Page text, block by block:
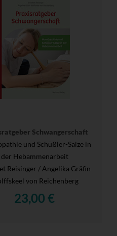
Schwangerschaft
und Schüßler-Salze in
der Hebammenarbeit
Reisinger / Angelika Gräfin
von Reichenberg
23,00 €